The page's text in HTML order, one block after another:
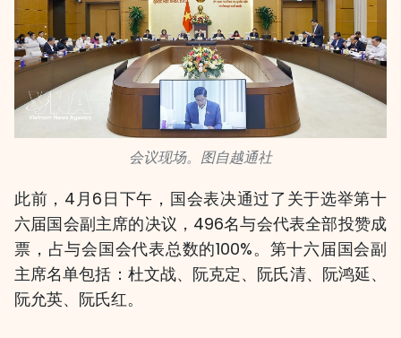
会议现场。图自越通社
此前，4月6日下午，国会表决通过了关于选举第十
六届国会副主席的决议，496名与会代表全部投赞成
票，占与会国会代表总数的100%。第十六届国会副
主席名单包括：杜文战、阮克定、阮氏清、阮鸿延、
阮允英、阮氏红。